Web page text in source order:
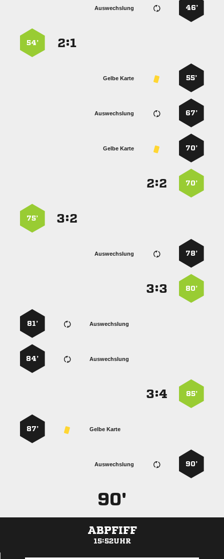
46’
Auswechslung
:
54’
55’
Gelbe Karte
67’
Auswechslung
70’
Gelbe Karte
70’
:
:
75’
78’
Auswechslung
80’
:
Auswechslung
81’
Auswechslung
84’
85’
:
Gelbe Karte
87’
90’
Auswechslung
90'
ABPFIFF
15:52UHR
ANZEIGE